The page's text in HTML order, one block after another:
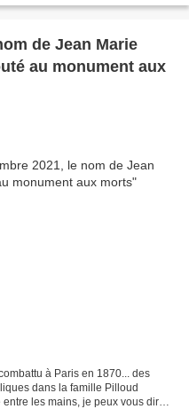
de Jean Marie
au monument aux
à Paris en 1870... des
dans la famille Pilloud
les mains, je peux vous dire